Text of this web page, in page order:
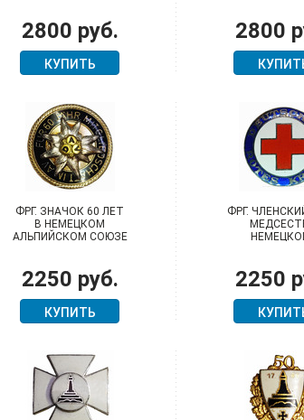
2800 руб.
КУПИТЬ
2800
ФРГ. ЗНАЧОК 60 ЛЕТ
В НЕМЕЦКОМ
АЛЬПИЙСКОМ СОЮЗЕ
2250 руб.
КУПИТЬ
ФРГ.
2250